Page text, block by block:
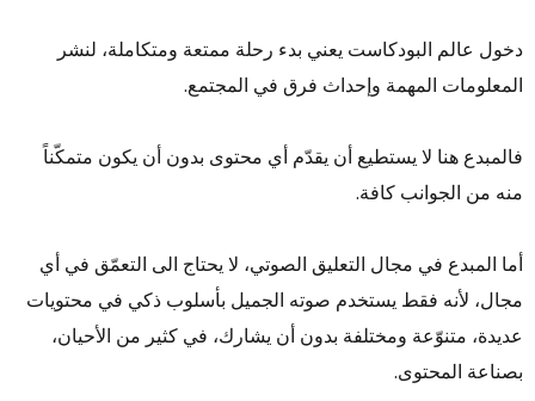
دخول عالم البودكاست يعني بدء رحلة ممتعة ومتكاملة، لنشر
المعلومات المهمة وإحداث فرق في المجتمع.
فالمبدع هنا لا يستطيع أن يقدّم أي محتوى بدون أن يكون متمكّناً
منه من الجوانب كافة.
أما المبدع في مجال التعليق الصوتي، لا يحتاج الى التعمّق في أي
مجال، لأنه فقط يستخدم صوته الجميل بأسلوب ذكي في محتويات
عديدة، متنوّعة ومختلفة بدون أن يشارك، في كثير من الأحيان،
بصناعة المحتوى.